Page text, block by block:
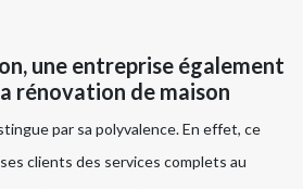
une entreprise également
rénovation de maison
par sa polyvalence. En effet, ce
clients des services complets au